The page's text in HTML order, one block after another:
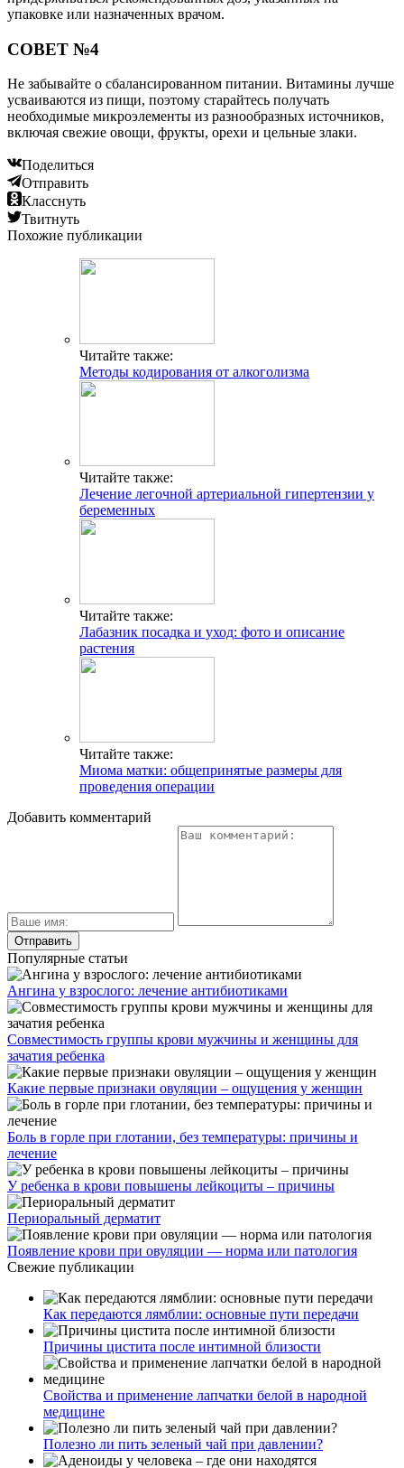
упаковке или назначенных врачом.
СОВЕТ №4
Не забывайте о сбалансированном питании. Витамины лучше
усваиваются из пищи, поэтому старайтесь получать
необходимые микроэлементы из разнообразных источников,
включая свежие овощи, фрукты, орехи и цельные злаки.
Поделиться
Отправить
Класснуть
Твитнуть
Похожие публикации
Читайте также:
Методы кодирования от алкоголизма
Читайте также:
Лечение легочной артериальной гипертензии у
беременных
Читайте также:
Лабазник посадка и уход: фото и описание
растения
Читайте также:
Миома матки: общепринятые размеры для
проведения операции
Добавить комментарий
Популярные статьи
Ангина у взрослого: лечение антибиотиками
Совместимость группы крови мужчины и женщины для
зачатия ребенка
Какие первые признаки овуляции – ощущения у женщин
Боль в горле при глотании, без температуры: причины и
лечение
У ребенка в крови повышены лейкоциты – причины
Периоральный дерматит
Появление крови при овуляции — норма или патология
Свежие публикации
Как передаются лямблии: основные пути передачи
Причины цистита после интимной близости
Свойства и применение лапчатки белой в народной
медицине
Полезно ли пить зеленый чай при давлении?